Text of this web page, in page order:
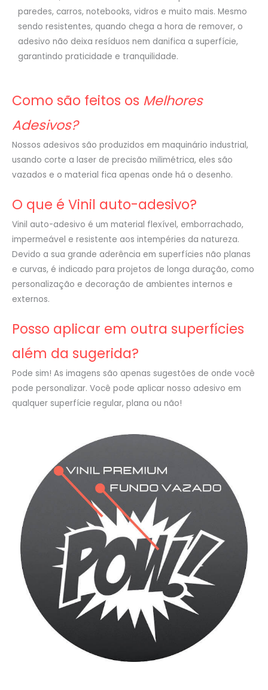
paredes, carros, notebooks, vidros e muito mais. Mesmo
sendo resistentes, quando chega a hora de remover, o
adesivo não deixa resíduos nem danifica a superfície,
garantindo praticidade e tranquilidade.
Como são feitos os Melhores
Adesivos?
Nossos adesivos são produzidos em maquinário industrial,
usando corte a laser de precisão milimétrica, eles são
vazados e o material fica apenas onde há o desenho.
O que é Vinil auto-adesivo?
Vinil auto-adesivo é um material flexível, emborrachado,
impermeável e resistente aos intempéries da natureza.
Devido a sua grande aderência em superfícies não planas
e curvas, é indicado para projetos de longa duração, como
personalização e decoração de ambientes internos e
externos.
Posso aplicar em outra superfícies
além da sugerida?
Pode sim! As imagens são apenas sugestões de onde você
pode personalizar. Você pode aplicar nosso adesivo em
qualquer superfície regular, plana ou não!